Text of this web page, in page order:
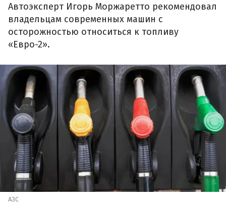
Автоэксперт Игорь Моржаретто рекомендовал
владельцам современных машин с
осторожностью относиться к топливу
«Евро-2».
АЗС